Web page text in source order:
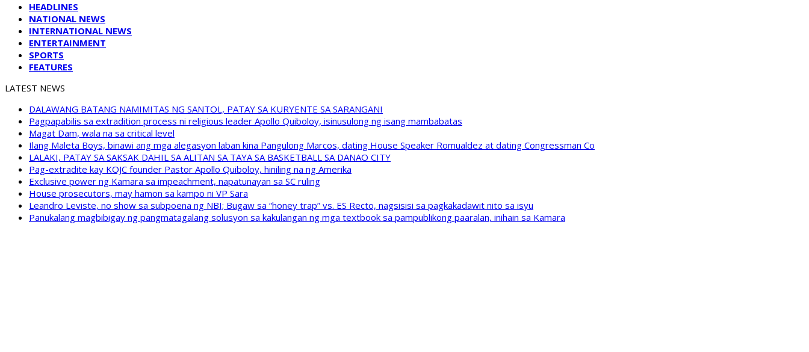
HEADLINES
NATIONAL NEWS
INTERNATIONAL NEWS
ENTERTAINMENT
SPORTS
FEATURES
LATEST NEWS
DALAWANG BATANG NAMIMITAS NG SANTOL, PATAY SA KURYENTE SA SARANGANI
Pagpapabilis sa extradition process ni religious leader Apollo Quiboloy, isinusulong ng isang mambabatas
Magat Dam, wala na sa critical level
Ilang Maleta Boys, binawi ang mga alegasyon laban kina Pangulong Marcos, dating House Speaker Romualdez at dating Congressman Co
LALAKI, PATAY SA SAKSAK DAHIL SA ALITAN SA TAYA SA BASKETBALL SA DANAO CITY
Pag-extradite kay KOJC founder Pastor Apollo Quiboloy, hiniling na ng Amerika
Exclusive power ng Kamara sa impeachment, napatunayan sa SC ruling
House prosecutors, may hamon sa kampo ni VP Sara
Leandro Leviste, no show sa subpoena ng NBI; Bugaw sa “honey trap” vs. ES Recto, nagsisisi sa pagkakadawit nito sa isyu
Panukalang magbibigay ng pangmatagalang solusyon sa kakulangan ng mga textbook sa pampublikong paaralan, inihain sa Kamara